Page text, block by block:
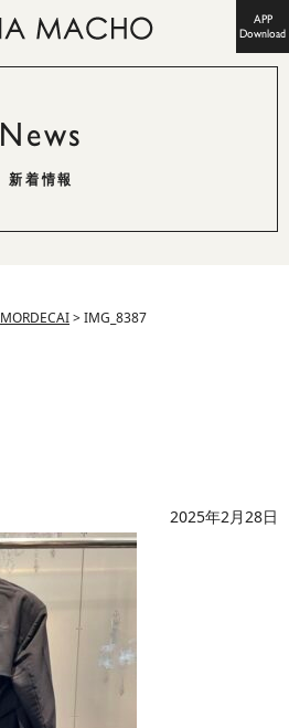
APP
Download
News
新着情報
MORDECAI>IMG_8387
2025年2月28日